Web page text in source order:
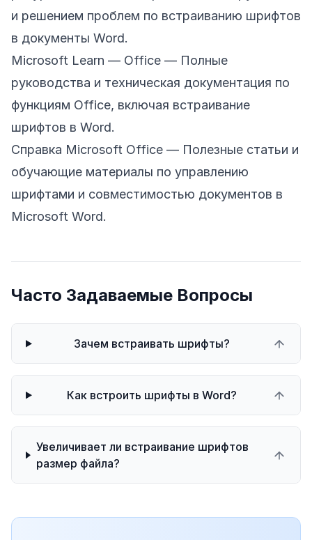
и решением проблем по встраиванию шрифтов
в документы Word.
Microsoft Learn — Office — Полные
руководства и техническая документация по
функциям Office, включая встраивание
шрифтов в Word.
Справка Microsoft Office — Полезные статьи и
обучающие материалы по управлению
шрифтами и совместимостью документов в
Microsoft Word.
Часто Задаваемые Вопросы
Зачем встраивать шрифты?
Как встроить шрифты в Word?
Увеличивает ли встраивание шрифтов
размер файла?